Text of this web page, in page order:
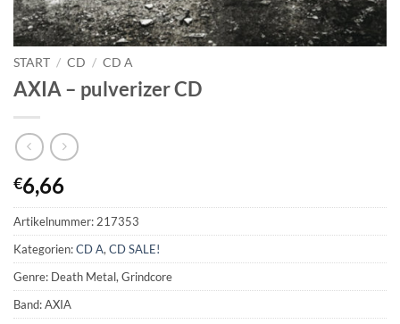
START / CD / CD A
AXIA – pulverizer CD
€6,66
Artikelnummer:217353
Kategorien:CD A,CD SALE!
Genre: Death Metal, Grindcore
Band: AXIA